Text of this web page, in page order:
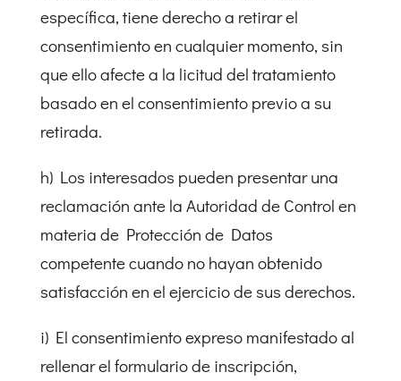
específica, tiene derecho a retirar el
consentimiento en cualquier momento, sin
que ello afecte a la licitud del tratamiento
basado en el consentimiento previo a su
retirada.
h) Los interesados pueden presentar una
reclamación ante la Autoridad de Control en
materia de Protección de Datos
competente cuando no hayan obtenido
satisfacción en el ejercicio de sus derechos.
i) El consentimiento expreso manifestado al
rellenar el formulario de inscripción,